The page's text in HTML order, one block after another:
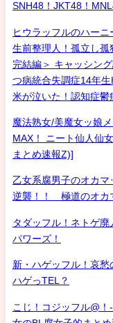
SNH48！JKT48！
ヒウラッフルのハーニ
生前整理人！孤立し
完結編＞ キャッシン
つ病統合失調症14年
米が泣いた！認知症
魔法熟女/美魔女ッ娘
MAX！ ニート仙人仙
まとめ速報Z)]
乙女系腐男子のオカ
逆襲！！ 極道のオカ
タダッフル！ネトゲ
パワーズ！
新・ハゲッフル！哀愁
ハゲっTEL？
こじ！コジッフル@